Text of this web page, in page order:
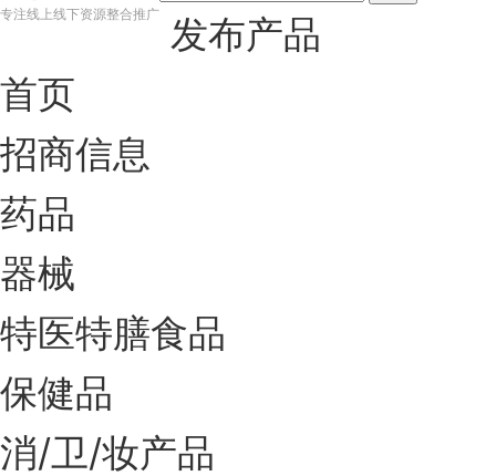
专注线上线下资源整合推广
发布产品
首页
招商信息
药品
器械
特医特膳食品
保健品
消/卫/妆产品